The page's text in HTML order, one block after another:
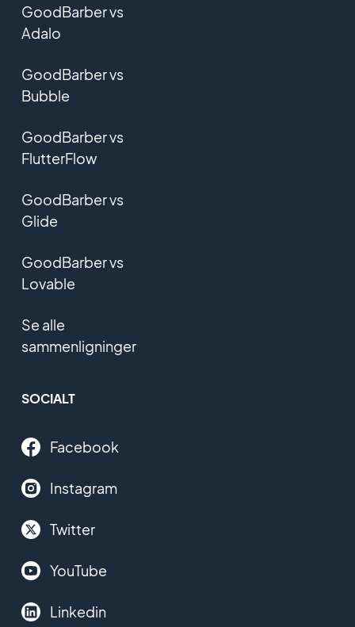
GoodBarber vs
Adalo
GoodBarber vs
Bubble
GoodBarber vs
FlutterFlow
GoodBarber vs
Glide
GoodBarber vs
Lovable
Se alle
sammenligninger
SOCIALT
Facebook
Instagram
Twitter
YouTube
Linkedin